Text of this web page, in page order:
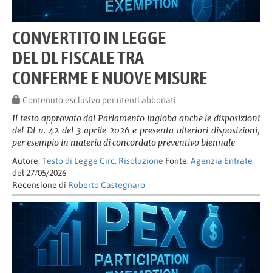
CONVERTITO IN LEGGE
DEL DL FISCALE TRA
CONFERME E NUOVE MISURE
Contenuto esclusivo per utenti abbonati
Il testo approvato dal Parlamento ingloba anche le disposizioni
del Dl n. 42 del 3 aprile 2026 e presenta ulteriori disposizioni,
per esempio in materia di concordato preventivo biennale
Autore: Testo di Legge Circ. Risoluzione Fonte: Agenzia Entrate
del 27/05/2026
Recensione di Roberto Castegnaro